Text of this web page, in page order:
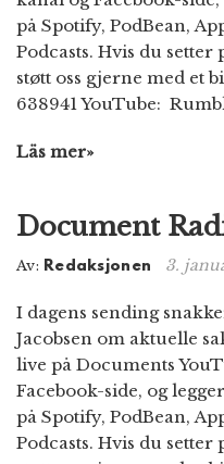
på Spotify, PodBean,
Podcasts. Hvis du
støtt oss gjerne med et
638941 YouTube:
Läs mer»
Document
Av: Redaksjonen 3.
I dagens sending
Jacobsen om aktuelle
live på Documents
Facebook-side, og
på Spotify, PodBean,
Podcasts. Hvis du